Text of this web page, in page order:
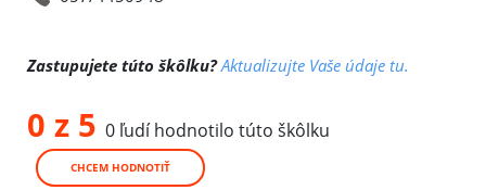
Zastupujete túto škôlku? Aktualizujte Vaše údaje tu.
0 z 5 0 ľudí hodnotilo túto škôlku
CHCEM HODNOTIŤ